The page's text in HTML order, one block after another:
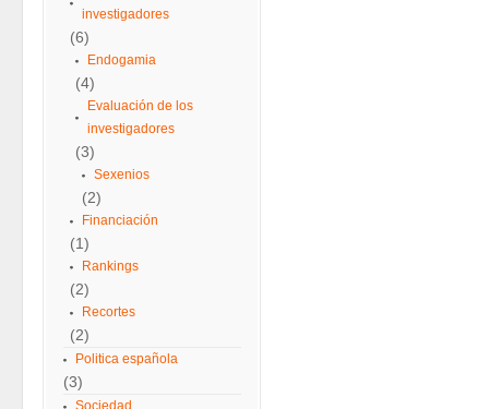
investigadores
(6)
Endogamia
(4)
Evaluación de los
investigadores
(3)
Sexenios
(2)
Financiación
(1)
Rankings
(2)
Recortes
(2)
Politica española
(3)
Sociedad